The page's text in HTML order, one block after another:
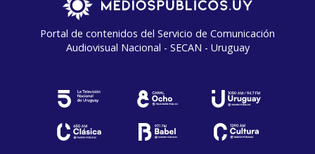
Portal de contenidos del Servicio de Comunicación
Audiovisual Nacional - SECAN - Uruguay